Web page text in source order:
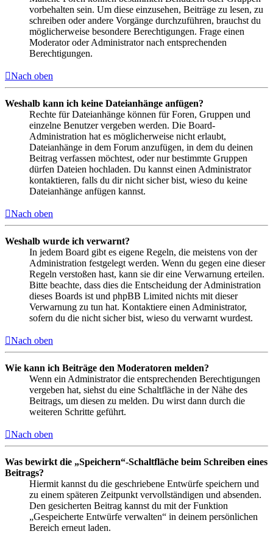
vorbehalten sein. Um diese einzusehen, Beiträge zu lesen, zu
schreiben oder andere Vorgänge durchzuführen, brauchst du
möglicherweise besondere Berechtigungen. Frage einen
Moderator oder Administrator nach entsprechenden
Berechtigungen.
Nach oben
Weshalb kann ich keine Dateianhänge anfügen?
Rechte für Dateianhänge können für Foren, Gruppen und
einzelne Benutzer vergeben werden. Die Board-
Administration hat es möglicherweise nicht erlaubt,
Dateianhänge in dem Forum anzufügen, in dem du deinen
Beitrag verfassen möchtest, oder nur bestimmte Gruppen
dürfen Dateien hochladen. Du kannst einen Administrator
kontaktieren, falls du dir nicht sicher bist, wieso du keine
Dateianhänge anfügen kannst.
Nach oben
Weshalb wurde ich verwarnt?
In jedem Board gibt es eigene Regeln, die meistens von der
Administration festgelegt werden. Wenn du gegen eine dieser
Regeln verstoßen hast, kann sie dir eine Verwarnung erteilen.
Bitte beachte, dass dies die Entscheidung der Administration
dieses Boards ist und phpBB Limited nichts mit dieser
Verwarnung zu tun hat. Kontaktiere einen Administrator,
sofern du die nicht sicher bist, wieso du verwarnt wurdest.
Nach oben
Wie kann ich Beiträge den Moderatoren melden?
Wenn ein Administrator die entsprechenden Berechtigungen
vergeben hat, siehst du eine Schaltfläche in der Nähe des
Beitrags, um diesen zu melden. Du wirst dann durch die
weiteren Schritte geführt.
Nach oben
Was bewirkt die „Speichern“-Schaltfläche beim Schreiben eines
Beitrags?
Hiermit kannst du die geschriebene Entwürfe speichern und
zu einem späteren Zeitpunkt vervollständigen und absenden.
Den gesicherten Beitrag kannst du mit der Funktion
„Gespeicherte Entwürfe verwalten“ in deinem persönlichen
Bereich erneut laden.